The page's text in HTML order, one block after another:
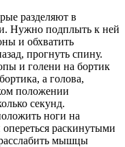
разделяют в
Нужно подплыть к ней
и обхватить
прогнуть спину.
и голени на бортик
а голова,
положении
секунд.
ноги на
раскинутыми
мышцы